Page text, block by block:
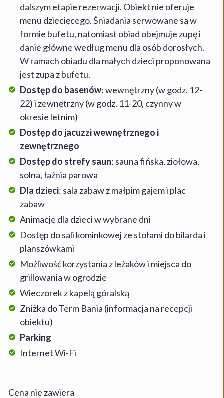
dalszym etapie rezerwacji. Obiekt nie oferuje
menu dziecięcego. Śniadania serwowane są w
formie bufetu, natomiast obiad obejmuje zupę i
danie główne według menu dla osób dorosłych.
W ramach obiadu dla małych dzieci proponowana
jest zupa z bufetu.
Dostęp do basenów: wewnętrzny (w godz. 12-
22) i zewnętrzny (w godz. 11-20, czynny w
okresie letnim)
Dostęp do jacuzzi wewnętrznego i
zewnętrznego
Dostęp do strefy saun: sauna fińska, ziołowa,
solna, łaźnia parowa
Dla dzieci: sala zabaw z małpim gajem i plac
zabaw
Animacje dla dzieci w wybrane dni
Dostęp do sali kominkowej ze stołami do bilarda i
planszówkami
Możliwość korzystania z leżaków i miejsca do
grillowania w ogrodzie
Wieczorek z kapelą góralską
Zniżka do Term Bania (informacja na recepcji
obiektu)
Parking
Internet Wi-Fi
Cena nie zawiera